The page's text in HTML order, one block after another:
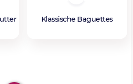
Klassische Baguettes